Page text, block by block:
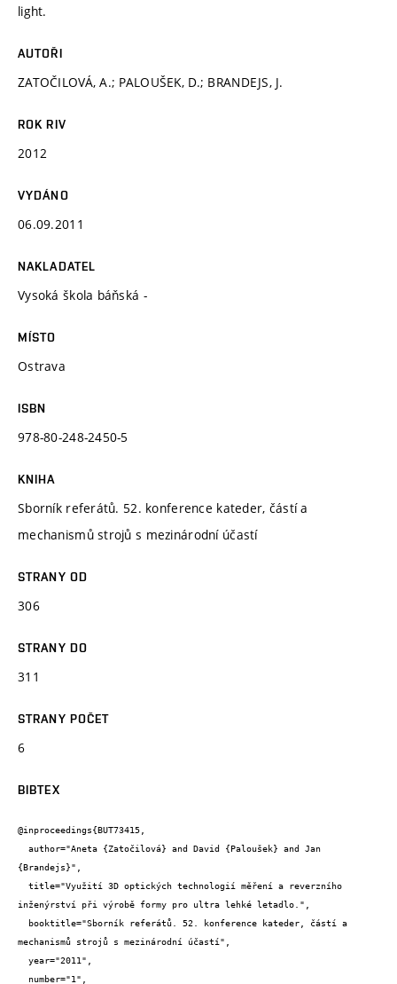
light.
AUTOŘI
ZATOČILOVÁ, A.; PALOUŠEK, D.; BRANDEJS, J.
ROK RIV
2012
VYDÁNO
06.09.2011
NAKLADATEL
Vysoká škola báňská -
MÍSTO
Ostrava
ISBN
978-80-248-2450-5
KNIHA
Sborník referátů. 52. konference kateder, částí a
mechanismů strojů s mezinárodní účastí
STRANY OD
306
STRANY DO
311
STRANY POČET
6
BIBTEX
@inproceedings{BUT73415,
{Brandejs}",
inženýrství při výrobě formy pro ultra lehké letadlo.",
mechanismů strojů s mezinárodní účastí",